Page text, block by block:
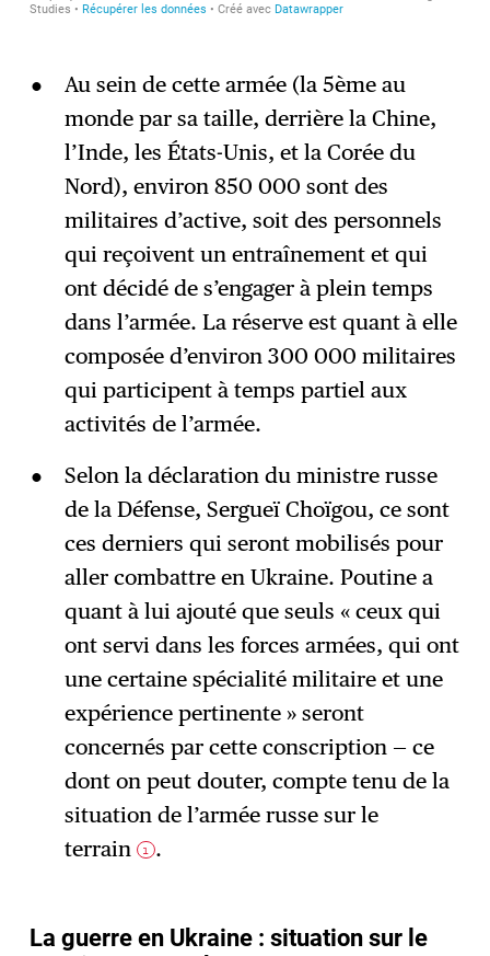
Au sein de cette armée (la 5ème au
monde par sa taille, derrière la Chine,
l’Inde, les États-Unis, et la Corée du
Nord), environ 850 000 sont des
militaires d’active, soit des personnels
qui reçoivent un entraînement et qui
ont décidé de s’engager à plein temps
dans l’armée. La réserve est quant à elle
composée d’environ 300 000 militaires
qui participent à temps partiel aux
activités de l’armée.
Selon la déclaration du ministre russe
de la Défense, Sergueï Choïgou, ce sont
ces derniers qui seront mobilisés pour
aller combattre en Ukraine. Poutine a
quant à lui ajouté que seuls « ceux qui
ont servi dans les forces armées, qui ont
une certaine spécialité militaire et une
expérience pertinente » seront
concernés par cette conscription — ce
dont on peut douter, compte tenu de la
situation de l’armée russe sur le
terrain
1 .